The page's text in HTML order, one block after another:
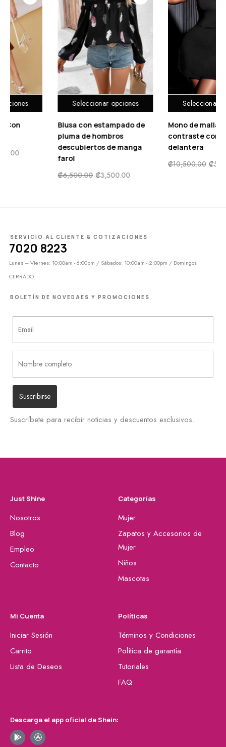
de
Seleccionar opciones
Mono de malla en
contraste con cremallera
delantera
10,500.00
Seleccionar
Vestido de
estampado floral
drapeado con
SERVICIO AL CLIENTE & COTIZACIONES
7020 8223
Lunes – Viernes: 10:00am - 6:00pm / Sábados: 10:00am - 2:00pm / Domingos
CERRADO
BOLETÍN DE NOVEDAES Y PROMOCIONES
Suscríbete para recibir noticias y descuentos exclusivos.
Just Shine
Nosotros
Blog
Empleo
Contacto
Categorías
Mujer
Zapatos y Accesorios de
Mujer
Niños
Mascotas
Mi Cuenta
Iniciar Sesión
Carrito
Lista de Deseos
Políticas
Términos y Condiciones
Política de garantía
Tutoriales
FAQ
Descarga el app oficial de Shein: